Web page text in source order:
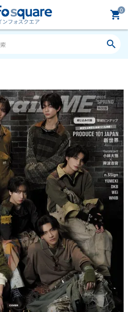
0
shopping_cart
search
新規会員登録